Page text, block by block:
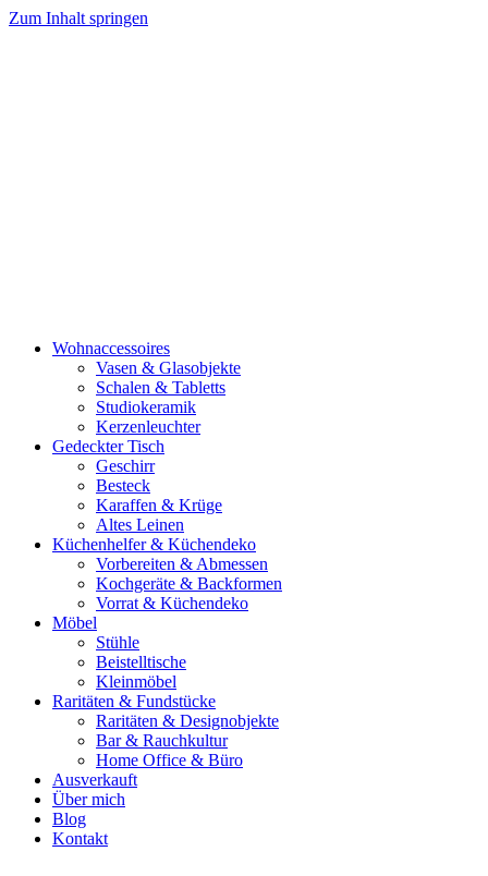
Zum Inhalt springen
Wohnaccessoires
Vasen & Glasobjekte
Schalen & Tabletts
Studiokeramik
Kerzenleuchter
Gedeckter Tisch
Geschirr
Besteck
Karaffen & Krüge
Altes Leinen
Küchenhelfer & Küchendeko
Vorbereiten & Abmessen
Kochgeräte & Backformen
Vorrat & Küchendeko
Möbel
Stühle
Beistelltische
Kleinmöbel
Raritäten & Fundstücke
Raritäten & Designobjekte
Bar & Rauchkultur
Home Office & Büro
Ausverkauft
Über mich
Blog
Kontakt